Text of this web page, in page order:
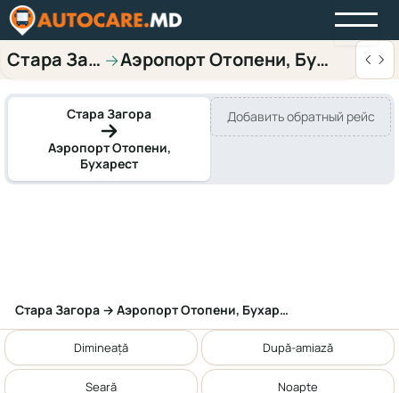
Стара Загора
→Аэропорт Отопени, Бухарест
Стара Загора
Аэропорт Отопени,
Бухарест
Добавить обратный рейс
Стара Загора → Аэропорт Отопени, Бухарест
Dimineață După-amiază
Seară Noapte